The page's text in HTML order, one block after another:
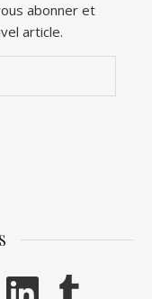
abonner et
article.
LinkedIn Tumblr